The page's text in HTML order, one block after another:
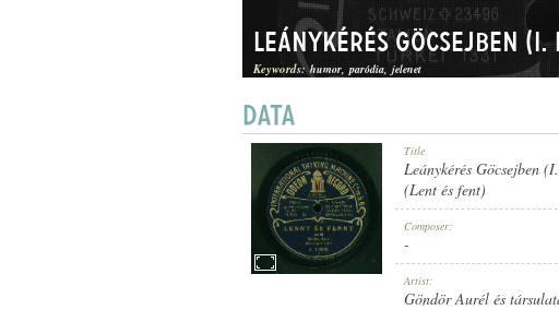
HUMOROS MAGÁNSZÁM
Leánykérés Göcsejben (I.
Keywords: humor paródia jelenet
Title
Leánykérés Göcsejben
(Lent és fent)
Composer:
-
Artist:
Göndör Aurél és